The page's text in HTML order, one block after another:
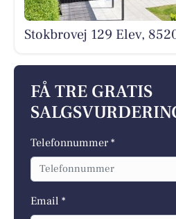
Stokbrovej 129 Elev,
FÅ TRE GRATIS
Telefonnummer *
Email *